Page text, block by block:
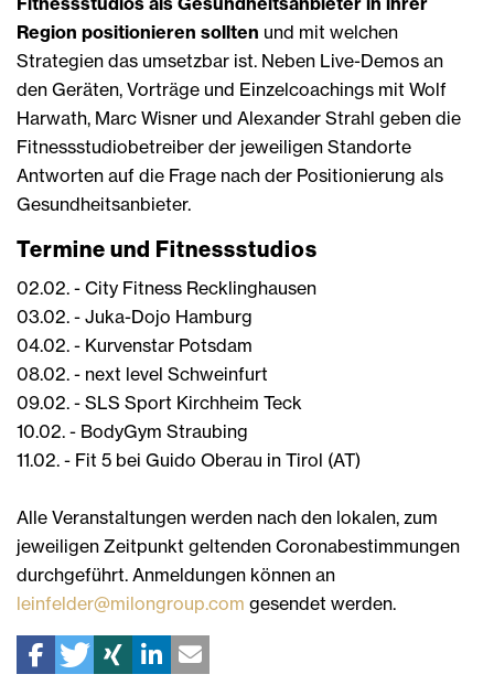
Region positionieren sollten und mit welchen
Strategien das umsetzbar ist. Neben Live-Demos an
den Geräten, Vorträge und Einzelcoachings mit Wolf
Harwath, Marc Wisner und Alexander Strahl geben die
Fitnessstudiobetreiber der jeweiligen Standorte
Antworten auf die Frage nach der Positionierung als
Gesundheitsanbieter.
Termine und Fitnessstudios
02.02. - City Fitness Recklinghausen
03.02. - Juka-Dojo Hamburg
04.02. - Kurvenstar Potsdam
08.02. - next level Schweinfurt
09.02. - SLS Sport Kirchheim Teck
10.02. - BodyGym Straubing
11.02. - Fit 5 bei Guido Oberau in Tirol (AT)
Alle Veranstaltungen werden nach den lokalen, zum
jeweiligen Zeitpunkt geltenden Coronabestimmungen
durchgeführt. Anmeldungen können an
leinfelder@milongroup.com gesendet werden.